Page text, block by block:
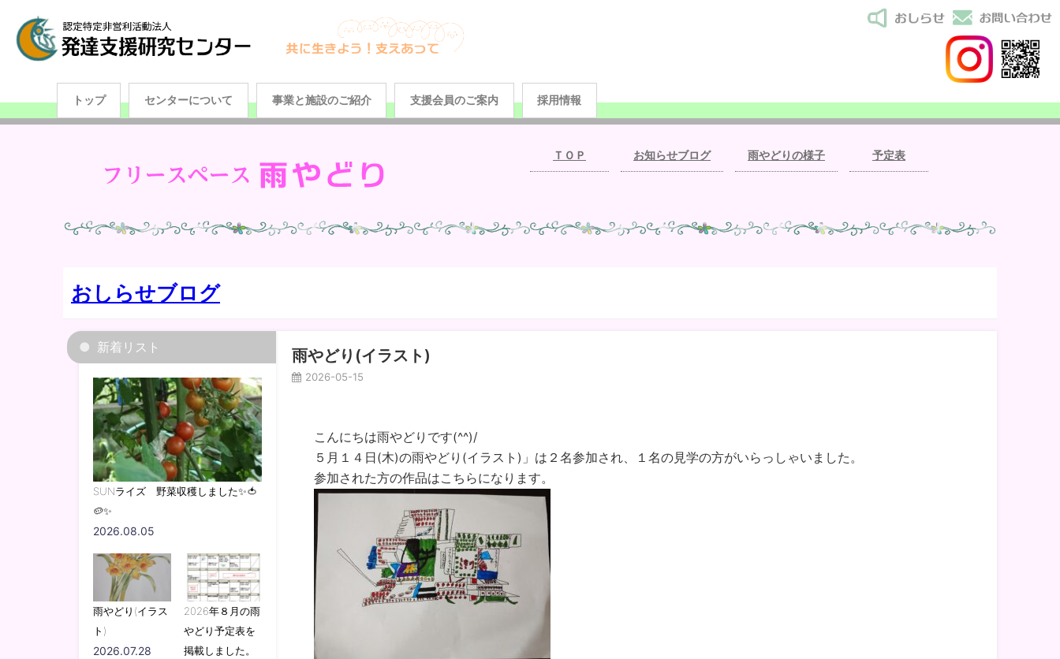
トップ センターについて 事業と施設のご紹介 支援会員のご案内 採用情報
ＴＯＰ お知らせブログ 雨やどりの様子 予定表
おしらせブログ
雨やどり(イラスト)
2026-05-15
こんにちは雨やどりです(^^)/
５月１４日(木)の雨やどり(イラスト)」は２名参加され、１名の見学の方がいらっしゃいました。
参加された方の作品はこちらになります。
新着リスト
SUNライズ 野菜収穫しました✨🍅
🥔✨
2026.08.05
雨やどり(イラス
ト)
2026.07.28
2026年８月の雨
やどり予定表を
掲載しました。